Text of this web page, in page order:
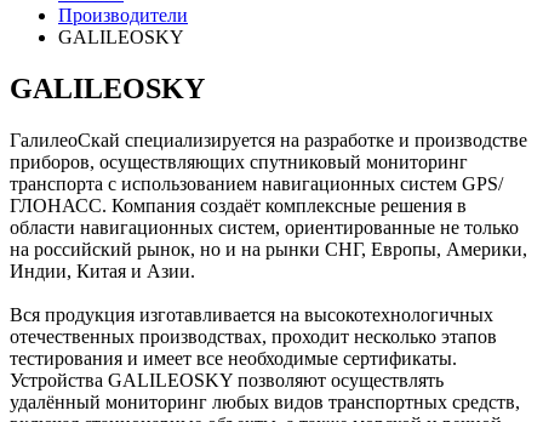
Производители
GALILEOSKY
GALILEOSKY
ГалилеоСкай специализируется на разработке и производстве
приборов, осуществляющих спутниковый мониторинг
транспорта с использованием навигационных систем GPS/
ГЛОНАСС. Компания создаёт комплексные решения в
области навигационных систем, ориентированные не только
на российский рынок, но и на рынки СНГ, Европы, Америки,
Индии, Китая и Азии.
Вся продукция изготавливается на высокотехнологичных
отечественных производствах, проходит несколько этапов
тестирования и имеет все необходимые сертификаты.
Устройства GALILEOSKY позволяют осуществлять
удалённый мониторинг любых видов транспортных средств,